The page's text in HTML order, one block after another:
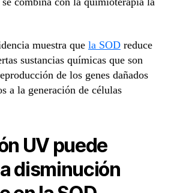
muestra que la SOD reduce
sustancias químicas que son
de los genes dañados
a la generación de células
UV puede
disminución